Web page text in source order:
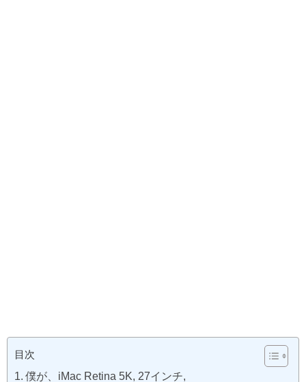
目次
僕が、iMac Retina 5K, 27インチ,